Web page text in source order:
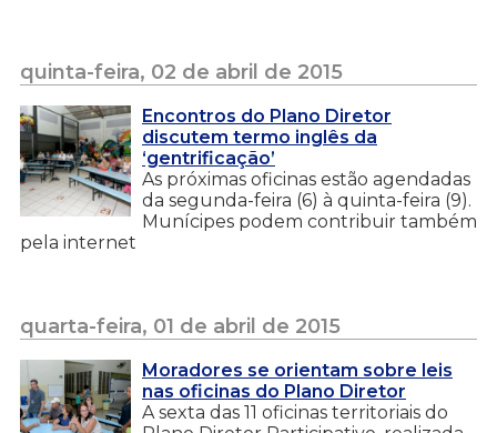
quinta-feira, 02 de abril de 2015
Encontros do Plano Diretor
discutem termo inglês da
‘gentrificação’
As próximas oficinas estão agendadas
da segunda-feira (6) à quinta-feira (9).
Munícipes podem contribuir também
pela internet
quarta-feira, 01 de abril de 2015
Moradores se orientam sobre leis
nas oficinas do Plano Diretor
A sexta das 11 oficinas territoriais do